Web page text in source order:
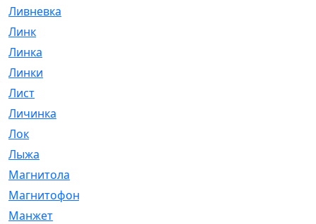
Ливневка
Линк
Линка
Линки
Лист
Личинка
Лок
Лыжа
Магнитола
Магнитофон
Манжет